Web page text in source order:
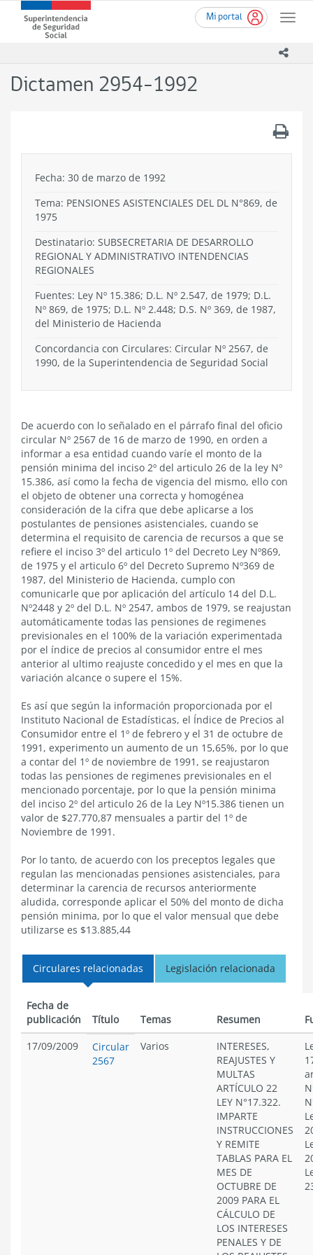
contenido
Mi portal
Toggle
Superintendencia
de
-
Dictamen 2954-1992
Fecha: 30 de marzo de 1992
Tema: PENSIONES ASISTENCIALES DEL DL N°869, de
1975
Destinatario: SUBSECRETARIA DE DESARROLLO
REGIONAL Y ADMINISTRATIVO INTENDENCIAS
REGIONALES
Fuentes: Ley Nº 15.386; D.L. Nº 2.547, de 1979; D.L.
Nº 869, de 1975; D.L. Nº 2.448; D.S. Nº 369, de 1987,
del Ministerio de Hacienda
Concordancia con Circulares: Circular Nº 2567, de
1990, de la Superintendencia de Seguridad Social
De acuerdo con lo señalado en el párrafo final del oficio
circular Nº 2567 de 16 de marzo de 1990, en orden a
informar a esa entidad cuando varíe el monto de la
pensión minima del inciso 2º del articulo 26 de la ley Nº
15.386, así como la fecha de vigencia del mismo, ello con
el objeto de obtener una correcta y homogénea
consideración de la cifra que debe aplicarse a los
postulantes de pensiones asistenciales, cuando se
determina el requisito de carencia de recursos a que se
refiere el inciso 3º del articulo 1º del Decreto Ley Nº869,
de 1975 y el articulo 6º del Decreto Supremo Nº369 de
1987, del Ministerio de Hacienda, cumplo con
comunicarle que por aplicación del artículo 14 del D.L.
Nº2448 y 2º del D.L. Nº 2547, ambos de 1979, se reajustan
automáticamente todas las pensiones de regimenes
previsionales en el 100% de la variación experimentada
por el índice de precios al consumidor entre el mes
anterior al ultimo reajuste concedido y el mes en que la
variación alcance o supere el 15%.
Es así que según la información proporcionada por el
Instituto Nacional de Estadísticas, el Índice de Precios al
Consumidor entre el 1º de febrero y el 31 de octubre de
1991, experimento un aumento de un 15,65%, por lo que
a contar del 1º de noviembre de 1991, se reajustaron
todas las pensiones de regimenes previsionales en el
mencionado porcentaje, por lo que la pensión minima
del inciso 2º del articulo 26 de la Ley Nº15.386 tienen un
valor de $27.770,87 mensuales a partir del 1º de
Noviembre de 1991.
Por lo tanto, de acuerdo con los preceptos legales que
regulan las mencionadas pensiones asistenciales, para
determinar la carencia de recursos anteriormente
aludida, corresponde aplicar el 50% del monto de dicha
pensión minima, por lo que el valor mensual que debe
utilizarse es $13.885,44
Circulares relacionadas Legislación relacionada
Fecha de
publicación
Título Temas Resumen
17/09/2009
Circular
2567
Varios
INTERESES,
REAJUSTES Y
MULTAS
ARTÍCULO 22
LEY N°17.322.
IMPARTE
INSTRUCCIONES
Y REMITE
TABLAS PARA EL
MES DE
OCTUBRE DE
2009 PARA EL
CÁLCULO DE
LOS INTERESES
PENALES Y DE